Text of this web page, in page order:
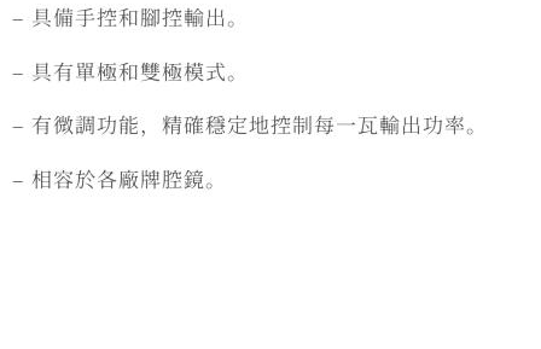
– 具備手控和腳控輸出。
– 具有單極和雙極模式。
– 有微調功能，精確穩定地控制每一瓦輸出功率。
– 相容於各廠牌腔鏡。